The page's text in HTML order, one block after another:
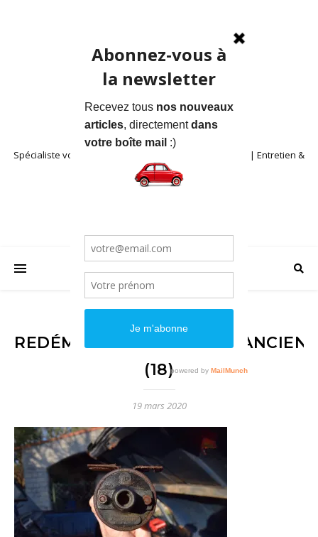
Spécialiste voitures anciennes en Provence | Location | Entretien &
Restauration | Blog
(18)
19 mars 2020